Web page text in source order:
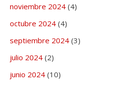
noviembre 2024 (4)
octubre 2024 (4)
septiembre 2024 (3)
julio 2024 (2)
junio 2024 (10)